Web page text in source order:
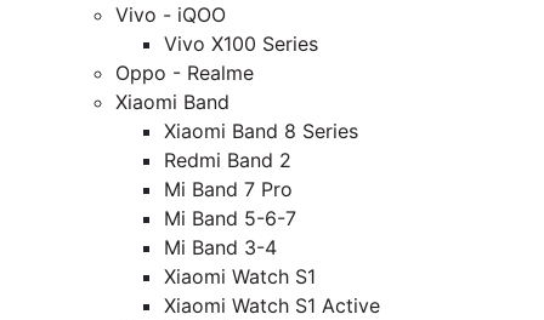
Vivo - iQOO
Vivo X100 Series
Oppo - Realme
Xiaomi Band
Xiaomi Band 8 Series
Redmi Band 2
Mi Band 7 Pro
Mi Band 5-6-7
Mi Band 3-4
Xiaomi Watch S1
Xiaomi Watch S1 Active